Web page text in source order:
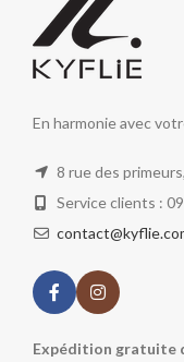
En harmonie avec
8 rue des
Service clients :
Expédition gratuite